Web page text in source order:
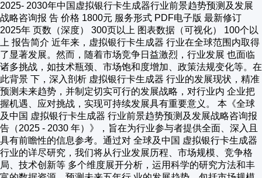
2025- 2030年中国虚拟银行卡生成器行业前景趋势预测及发展
战略咨询报 告 价格 1800元 服务形式 PDF电子版 最新修订
2025年 页数（深度） 300页以上 图表数据（可视化） 100个以
上 报告简介 近年来，虚拟银行卡生成器 行业在全球范围内取得
了显著发展。然而，随着市场竞争日益激烈，行业发展 也面临
诸多挑战，如技术瓶颈、市场饱和度增加、政策法规变化等。在
此背景 下，深入剖析 虚拟银行卡生成器 行业的发展现状，精准
预测未来趋势，并制定切实可行的发展战略，对行业内 企业把
握机遇、应对挑战，实现可持续发展具有重要意义。 本《全球
及中国 虚拟银行卡生成器 行业前景趋势预测及发展战略咨询报
告（2025 - 2030 年）》，旨在为行业参与者提供全面、深入且
具有前瞻性的信息参考。通过对 全球及中国 虚拟银行卡生成器
行业的详尽研究，我们将从行业发展历程、市场规模、竞争格
局、技术创新等 多个维度展开分析，运用科学的研究方法和丰